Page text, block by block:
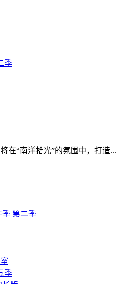
季
在“南洋拾光”的氛围中，打造...
季 第二季
季